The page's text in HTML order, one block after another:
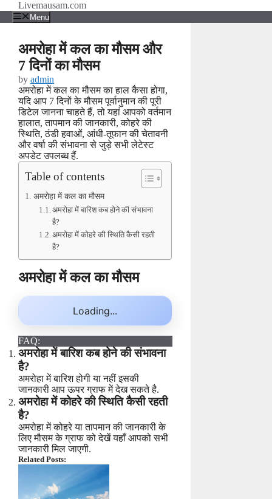
content
Livemausam.com
Menu
अमरोहा में कल का मौसम और
7 दिनों का मौसम
by admin
अमरोहा में कल का मौसम का हाल कैसा होगा,
यदि आप 7 दिनों के मौसम पूर्वानुमान की पूरी
डिटेल जानना चाहते हैं, तो यहां आपको वर्तमान
हालात, तापमान की जानकारी, कोहरे की
स्थिति, ठंडी हवाओं, आंधी-तूफान की चेतावनी
और वर्षा की संभावना से जुड़े सभी लेटेस्ट
अपडेट उपलब्ध हैं.
Table of contents
अमरोहा में कल का मौसम
अमरोहा में बारिश कब होने की संभावना
है?
अमरोहा में कोहरे की स्थिति कैसी रहती
है?
अमरोहा में कल का मौसम
Loading...
FAQ:
अमरोहा में बारिश कब होने की संभावना
है?
अमरोहा में बारिश होगी या नहीं इसकी
जानकारी आप ऊपर ग्राफ में देख सकते है.
अमरोहा में कोहरे की स्थिति कैसी रहती
है?
अमरोहा में कोहरे या तापमान की जानकारी के
लिए मौसम के ग्राफ को देखें यहाँ आपको सभी
जानकारी मिल जाएगी.
Related Posts: